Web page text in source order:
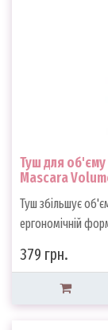
Туш для об'єму
Mascara
Туш збільшує
ергономічній
379 грн.